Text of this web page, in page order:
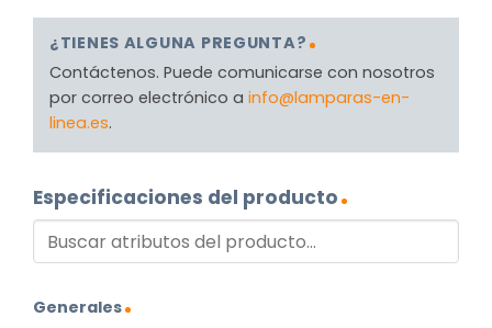
¿TIENES ALGUNA PREGUNTA?
Contáctenos. Puede comunicarse con nosotros
por correo electrónico a info@lamparas-en-
linea.es.
Especificaciones del producto
Generales